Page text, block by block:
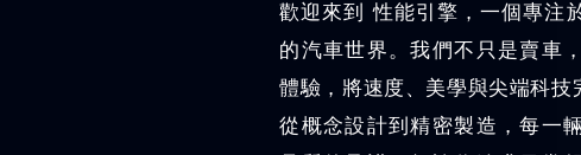
歡迎來到 性能引擎，一個專注
的汽車世界。我們不只是賣車
體驗，將速度、美學與尖端科技
從概念設計到精密製造，每一